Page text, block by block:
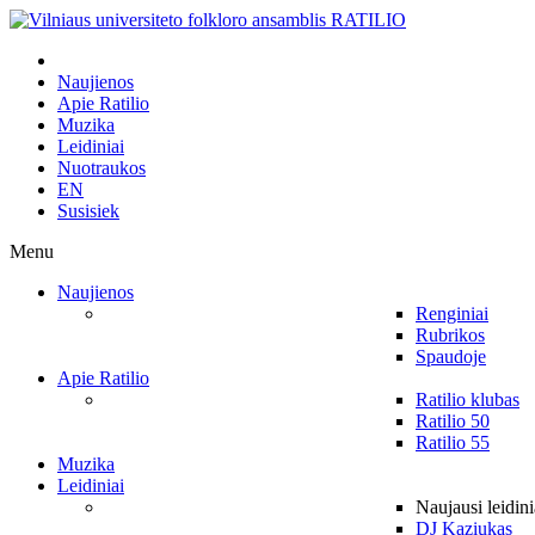
Naujienos
Apie Ratilio
Muzika
Leidiniai
Nuotraukos
EN
Susisiek
Menu
Naujienos
Renginiai
Rubrikos
Spaudoje
Apie Ratilio
Ratilio klubas
Ratilio 50
Ratilio 55
Muzika
Leidiniai
Naujausi
DJ Kaziukas